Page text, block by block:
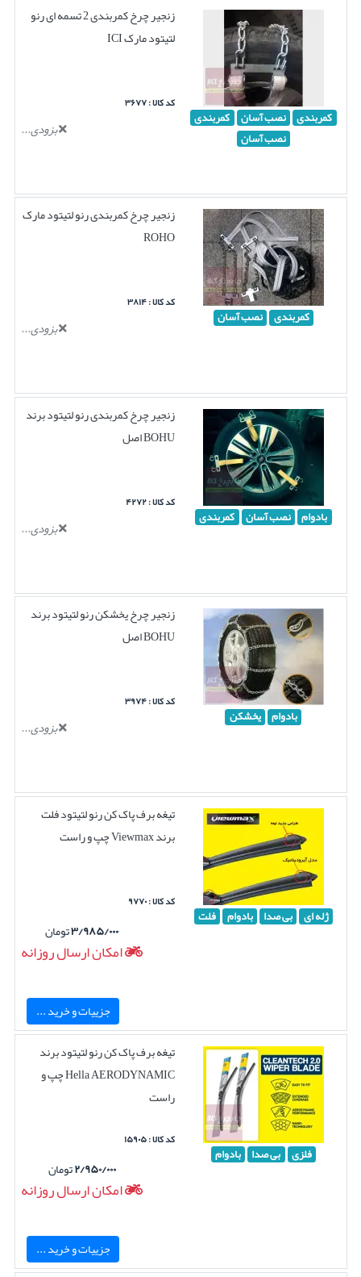
کمربندی نصب آسان کمربندی
نصب آسان
زنجیر چرخ کمربندی 2 تسمه ای رنو
لتیتود مارک ICI
کد کالا : ۳۶۷۷
بزودی...
کمربندی نصب آسان
زنجیر چرخ کمربندی رنو لتیتود مارک
ROHO
کد کالا : ۳۸۱۴
بزودی...
بادوام نصب آسان کمربندی
زنجیر چرخ کمربندی رنو لتیتود برند
BOHU اصل
کد کالا : ۴۲۷۲
بزودی...
بادوام یخشکن
زنجیر چرخ یخشکن رنو لتیتود برند
BOHU اصل
کد کالا : ۳۹۷۴
بزودی...
ژله ای بی صدا بادوام فلت
تیغه برف پاک کن رنو لتیتود فلت
برند Viewmax چپ و راست
کد کالا : ۹۷۷۰
۳/۹۸۵/۰۰۰تومان
امکان ارسال روزانه
جزییات و خرید ...
فلزی بی صدا بادوام
تیغه برف پاک کن رنو لتیتود برند
Hella AERODYNAMIC چپ و
راست
کد کالا : ۱۵۹۰۵
۲/۹۵۰/۰۰۰تومان
امکان ارسال روزانه
جزییات و خرید ...